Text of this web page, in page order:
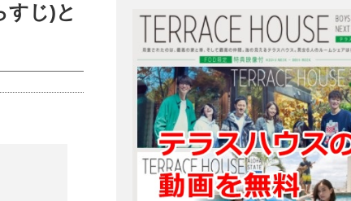
すじ)と